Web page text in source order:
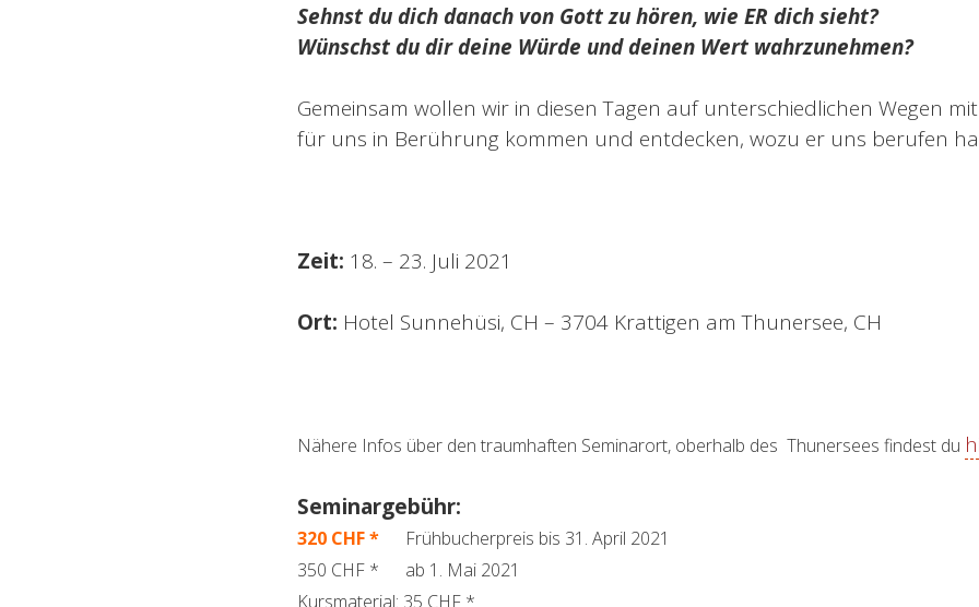
Sehnst du dich danach von Gott zu hören, wie ER dich sieht?
Wünschst du dir deine Würde und deinen Wert wahrzunehmen?
Gemeinsam wollen wir in diesen Tagen auf unterschiedlichen Wegen
für uns in Berührung kommen und entdecken, wozu er uns berufen
Zeit: 18. – 23. Juli 2021
Ort: Hotel Sunnehüsi, CH – 3704 Krattigen am Thunersee, CH
Nähere Infos über den traumhaften Seminarort, oberhalb des Thunersees findest du
Seminargebühr:
320 CHF *
Frühbucherpreis bis 31. April 2021
350 CHF * ab 1. Mai 2021
Kursmaterial: 35 CHF *